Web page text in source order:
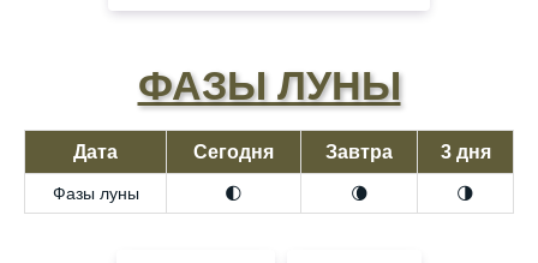
ФАЗЫ ЛУНЫ
Дата Сегодня Завтра 3 дня
Фазы луны 🌓 🌘 🌗